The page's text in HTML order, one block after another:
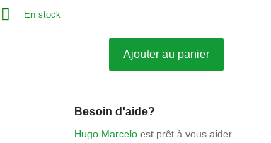
En stock
Ajouter au panier
Besoin d'aide?
Hugo Marcelo est prêt à vous aider.